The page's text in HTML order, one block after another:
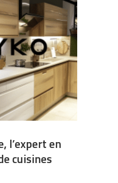
l’expert en
cuisines